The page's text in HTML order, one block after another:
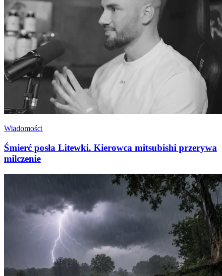
Wiadomości
Śmierć posła Litewki. Kierowca mitsubishi przerywa
milczenie